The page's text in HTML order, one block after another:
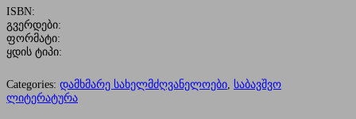
ISBN:
გვერდები:
ფორმატი:
ყდის ტიპი:
Categories: დამხმარე სახელმძღვანელოები, საბავშვო
ლიტერატურა